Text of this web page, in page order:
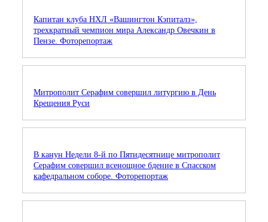
Капитан клуба НХЛ «Вашингтон Кэпиталз»,
трехкратный чемпион мира Александр Овечкин в
Пензе. Фоторепортаж
Митрополит Серафим совершил литургию в День
Крещения Руси
В канун Недели 8-й по Пятидесятнице митрополит
Серафим совершил всенощное бдение в Спасском
кафедральном соборе. Фоторепортаж